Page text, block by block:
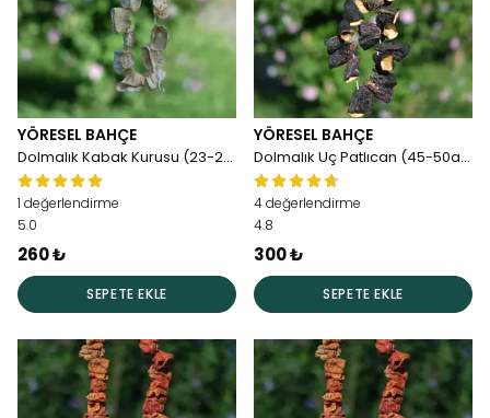
YÖRESEL BAHÇE
Dolmalık Kabak Kurusu (23-25adet)
1 değerlendirme
5.0
260 ₺
SEPETE EKLE
YÖRESEL BAHÇE
Dolmalık Uç Patlıcan (45-50adet)
4 değerlendirme
4.8
300 ₺
SEPETE EKLE